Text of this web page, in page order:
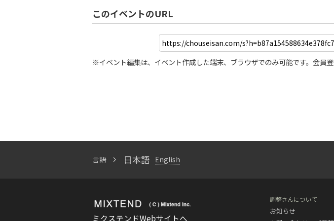
このイベントのURL
※イベント編集は、イベント作成した端末、ブラウザでのみ可能です。会員
言語 日本語 English
ミクステンドWebサイトへ
調整さんについて
お知らせ